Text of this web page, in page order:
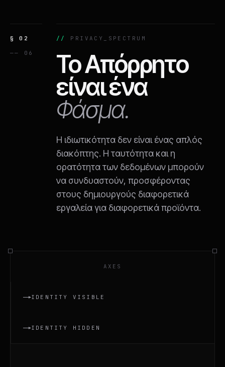
§ 02
—— 06
PRIVACY_SPECTRUM
Το Απόρρητο
είναι ένα
Φάσμα.
Η ιδιωτικότητα δεν είναι ένας απλός
διακόπτης. Η ταυτότητα και η
ορατότητα των δεδομένων μπορούν
να συνδυαστούν, προσφέροντας
στους δημιουργούς διαφορετικά
εργαλεία για διαφορετικά προϊόντα.
AXES
IDENTITY VISIBLE
IDENTITY HIDDEN